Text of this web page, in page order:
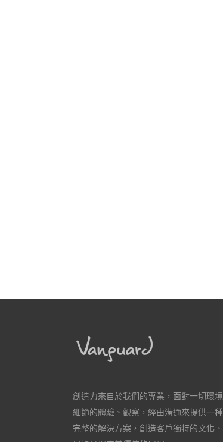
創造力來自於我們的專業，面對一切環境
細節的體驗、觀察，經由溝通來提供一種
完整的解決方案，創造客戶獨特的文化、